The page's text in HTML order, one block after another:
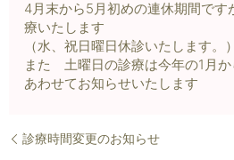
4月末から5月初めの連休期間で
療いたします
（水、祝日曜日休診いたします。）
また 土曜日の診療は今年の1月
あわせてお知らせいたします
診療時間変更のお知らせ